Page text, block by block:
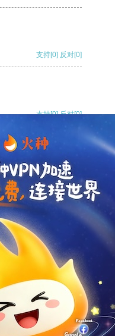
支持[0] 反对[0]
支持[0] 反对[0]
支持[0] 反对
支持
支持 反对 [0]